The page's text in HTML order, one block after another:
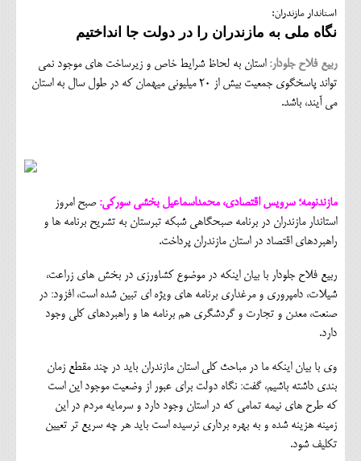
کلینیک
حقوقی
خانه
استاندار مازندران:
نگاه ملی به مازندران را در دولت جا انداختیم
ربیع فلاح جلودار: استان به لحاظ شرايط خاص و زيرساخت هاي موجود نمي
تواند پاسخگوي جمعيت بيش از 20 ميليوني ميهمان كه در طول سال به استان
مي آيند، باشد.
مازندنومه؛ سرویس اقتصادی، محمداسماعیل بخشی سورکی: صبح امروز
استاندار مازندران در برنامه صبحگاهي شبكه تبرستان به تشريح برنامه ها و
راهبردهاي اقتصاد در استان مازندران پرداخت.
ربيع فلاح جلودار با بيان اينكه در موضوع كشاورزي در بخش هاي زراعت،
شيلات، دامپروري و مرغداري برنامه هاي ويژه اي تبين شده است، افزود: در
صنعت، معدن و تجارت و گردشگري هم برنامه ها و راهبردهاي كلي وجود
دارد.
وي با بيان اينكه ما در مباحث كلي استان مازندران بايد در چند مقطع زمان
بندي داشته باشيم، گفت: نگاه دولت براي عبور از وضعيت موجود اين است
كه طرح هاي نيمه تمامي كه در استان وجود دارد و سرمايه مردم در اين
زمينه هزينه شده و به بهره برداري نرسيده است بايد هر چه سريع تر تعيين
تكليف شود.